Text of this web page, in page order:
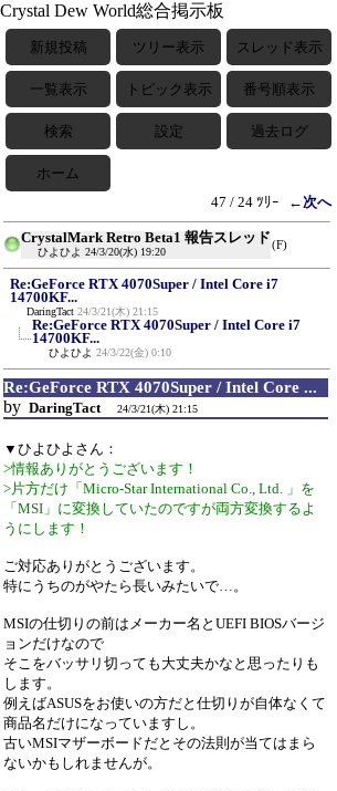
Crystal Dew World総合掲示板
新規投稿 ツリー表示 スレッド表示
一覧表示 トピック表示 番号順表示
検索 設定 過去ログ
ホーム
47 / 24 ﾂﾘｰ
←次へ
CrystalMark Retro Beta1 報告スレッド
ひよひよ 24/3/20(水) 19:20
(F)
Re:GeForce RTX 4070Super / Intel Core i7
14700KF...
DaringTact 24/3/21(木) 21:15
Re:GeForce RTX 4070Super / Intel Core i7
14700KF...
ひよひよ 24/3/22(金) 0:10
Re:GeForce RTX 4070Super / Intel Core ...
by DaringTact 24/3/21(木) 21:15
▼ひよひよさん：
>情報ありがとうございます！
>片方だけ「Micro-Star International Co., Ltd. 」を
「MSI」に変換していたのですが両方変換するよ
うにします！
ご対応ありがとうございます。
特にうちのがやたら長いみたいで…。
MSIの仕切りの前はメーカー名とUEFI BIOSバージ
ョンだけなので
そこをバッサリ切っても大丈夫かなと思ったりも
します。
例えばASUSをお使いの方だと仕切りが自体なくて
商品名だけになっていますし。
古いMSIマザーボードだとその法則が当てはまら
ないかもしれませんが。